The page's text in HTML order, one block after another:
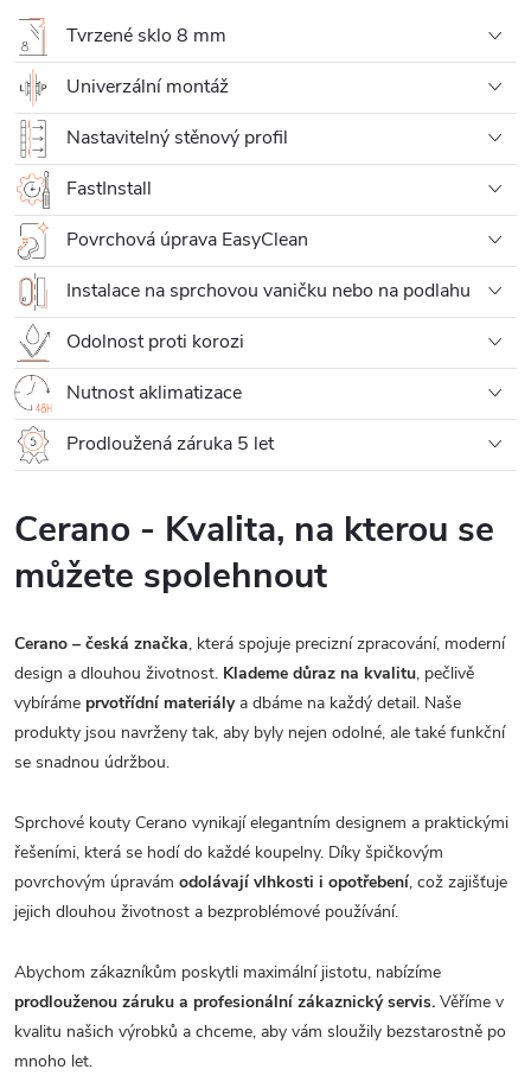
Tvrzené sklo 8 mm
Univerzální montáž
Nastavitelný stěnový profil
FastInstall
Povrchová úprava EasyClean
Instalace na sprchovou vaničku nebo na podlahu
Odolnost proti korozi
Nutnost aklimatizace
Prodloužená záruka 5 let
Cerano - Kvalita, na kterou se
můžete spolehnout
Cerano – česká značka, která spojuje precizní zpracování, moderní
design a dlouhou životnost. Klademe důraz na kvalitu, pečlivě
vybíráme prvotřídní materiálya dbáme na každý detail. Naše
produkty jsou navrženy tak, aby byly nejen odolné, ale také funkční
se snadnou údržbou.
Sprchové kouty Cerano vynikají elegantním designem a praktickými
řešeními, která se hodí do každé koupelny. Díky špičkovým
povrchovým úpravám odolávají vlhkosti i opotřebení, což zajišťuje
jejich dlouhou životnost a bezproblémové používání.
Abychom zákazníkům poskytli maximální jistotu, nabízíme
prodlouženou záruku a profesionální zákaznický servis. Věříme v
kvalitu našich výrobků a chceme, aby vám sloužily bezstarostně po
mnoho let.